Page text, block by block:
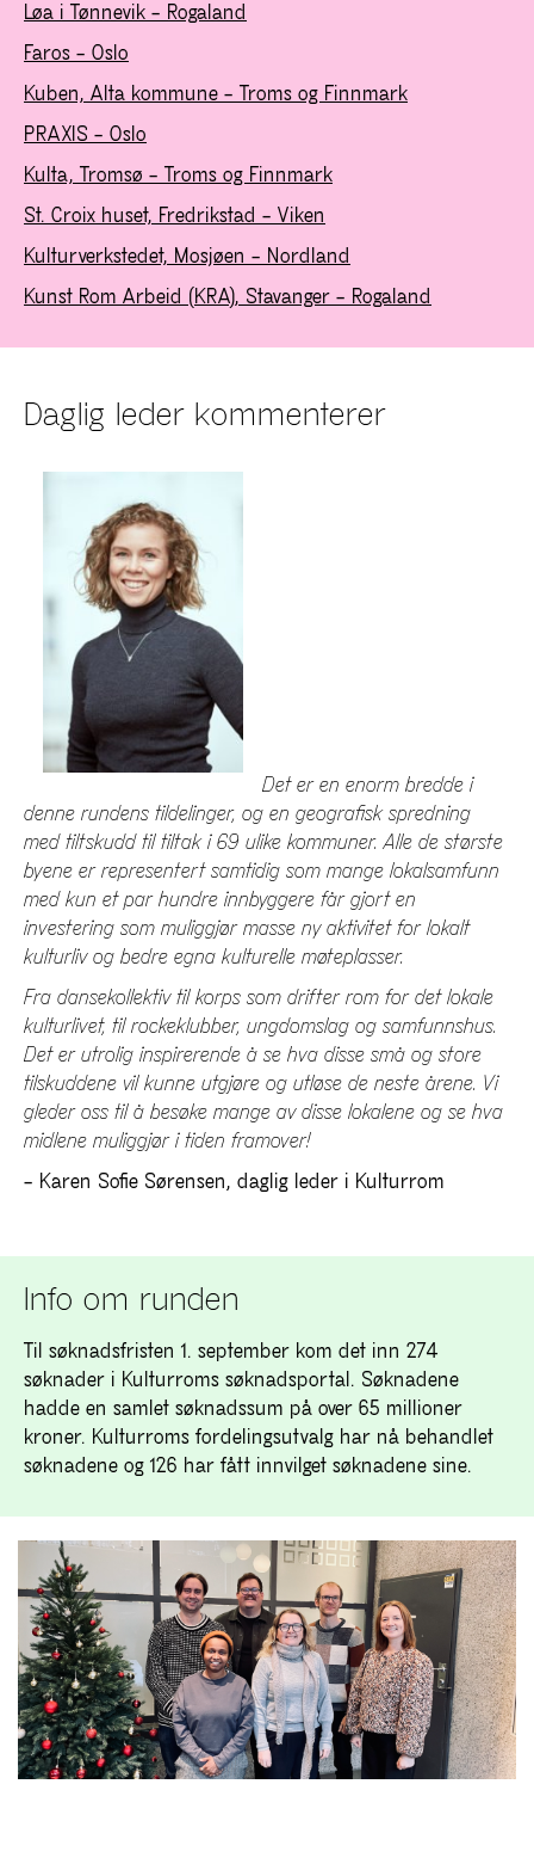
Løa i Tønnevik – Rogaland
Faros – Oslo
Kuben, Alta kommune – Troms og Finnmark
PRAXIS – Oslo
Kulta, Tromsø – Troms og Finnmark
St. Croix huset, Fredrikstad – Viken
Kulturverkstedet, Mosjøen – Nordland
Kunst Rom Arbeid (KRA), Stavanger – Rogaland
Daglig leder kommenterer
Det er en enorm bredde i
denne rundens tildelinger, og en geografisk spredning
med tiltskudd til tiltak i 69 ulike kommuner. Alle de største
byene er representert samtidig som mange lokalsamfunn
med kun et par hundre innbyggere får gjort en
investering som muliggjør masse ny aktivitet for lokalt
kulturliv og bedre egna kulturelle møteplasser.
Fra dansekollektiv til korps som drifter rom for det lokale
kulturlivet, til rockeklubber, ungdomslag og samfunnshus.
Det er utrolig inspirerende å se hva disse små og store
tilskuddene vil kunne utgjøre og utløse de neste årene. Vi
gleder oss til å besøke mange av disse lokalene og se hva
midlene muliggjør i tiden framover!
– Karen Sofie Sørensen, daglig leder i Kulturrom
Info om runden
Til søknadsfristen 1. september kom det inn 274
søknader i Kulturroms søknadsportal. Søknadene
hadde en samlet søknadssum på over 65 millioner
kroner. Kulturroms fordelingsutvalg har nå behandlet
søknadene og 126 har fått innvilget søknadene sine.